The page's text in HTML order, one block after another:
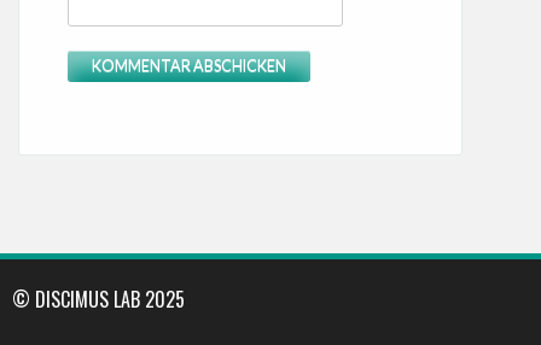
© DISCIMUS LAB 2025